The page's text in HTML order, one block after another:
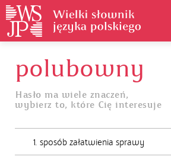
Historia słownika
Jak korzystać
Podstawy naukowe
polubowny
Hasło ma wiele znaczeń,
wybierz to, które Cię interesuje
1. sposób załatwienia sprawy